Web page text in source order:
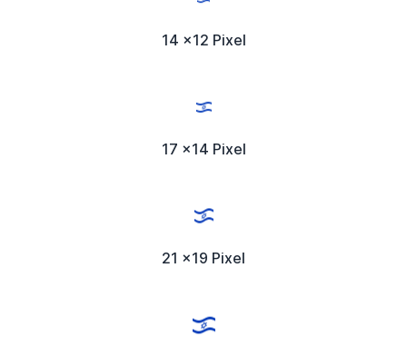
14 x12 Pixel
17 x14 Pixel
21 x19 Pixel